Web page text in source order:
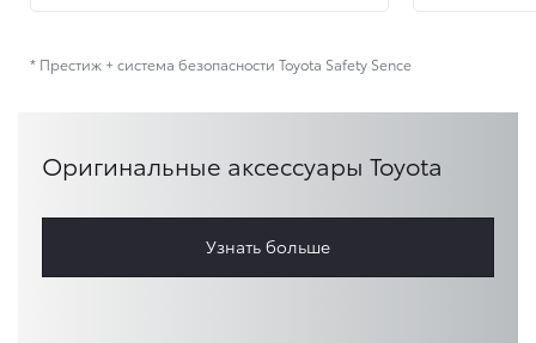
* Престиж + система безопасности Toyota Safety Sence
Оригинальные аксессуары Toyota
Узнать больше